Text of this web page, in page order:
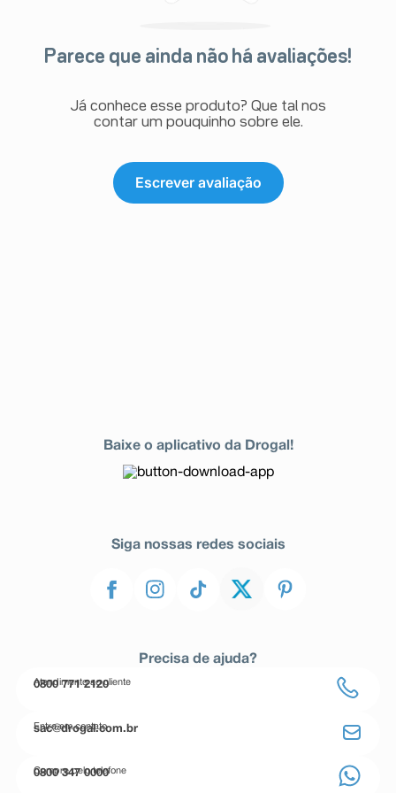
Parece que ainda não há avaliações!
Já conhece esse produto? Que tal nos
contar um pouquinho sobre ele.
Escrever avaliação
Baixe o aplicativo da Drogal!
Siga nossas redes sociais
Precisa de ajuda?
Atendimento ao cliente
0800 771 2120
Entre em contato
sac@drogal.com.br
Compre pelo telefone
0800 347 0000